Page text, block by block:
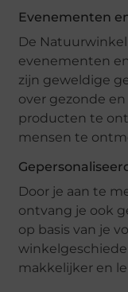
Evenementen
De
evenementen
zijn geweldige
over gezonde
producten te
mensen te
Door je aan te
ontvang je ook
op basis van je
makkelijker en